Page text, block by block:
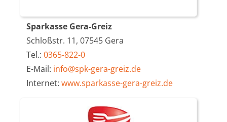
Sparkasse Gera-Greiz
Schloßstr. 11, 07545 Gera
Tel.:0365-822-0
E-Mail: info@spk-gera-greiz.de
Internet:www.sparkasse-gera-greiz.de